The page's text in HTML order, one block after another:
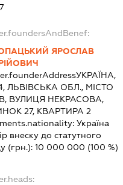
ЯРОСЛАВ
УКРАЇНА,
ЛЬВІВСЬКА ОБЛ., МІСТО
ВУЛИЦЯ НЕКРАСОВА,
27, КВАРТИРА 2
Україна
внеску до статутного
(грн.): 10 000 000 (100 %)